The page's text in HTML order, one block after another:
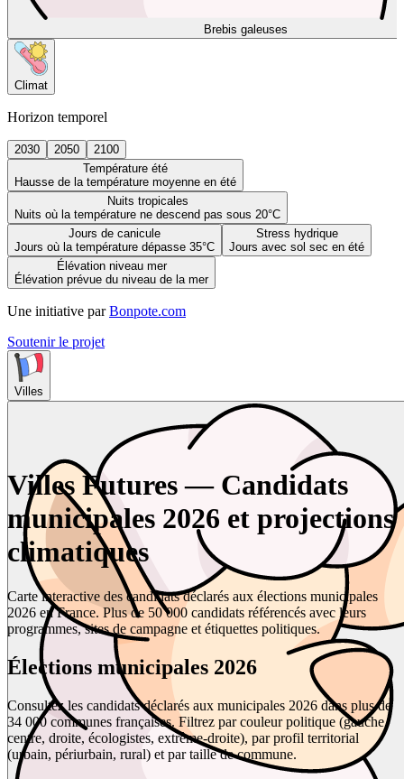
Brebis galeuses
Climat
Horizon temporel
2030 2050
2100
Température été
Hausse de la température moyenne en été
Nuits tropicales
Nuits où la température ne descend pas sous 20°C
Jours de canicule
Jours où la température dépasse 35°C
Stress hydrique
Jours avec sol sec en été
Élévation niveau mer
Élévation prévue du niveau de la mer
Une initiative par Bonpote.com
Soutenir le projet
Villes
Villes Futures — Candidats
municipales 2026 et projections
climatiques
Carte interactive des candidats déclarés aux élections municipales
2026 en France. Plus de 50 000 candidats référencés avec leurs
programmes, sites de campagne et étiquettes politiques.
Élections municipales 2026
Consultez les candidats déclarés aux municipales 2026 dans plus de
34 000 communes françaises. Filtrez par couleur politique (gauche,
centre, droite, écologistes, extrême-droite), par profil territorial
(urbain, périurbain, rural) et par taille de commune.